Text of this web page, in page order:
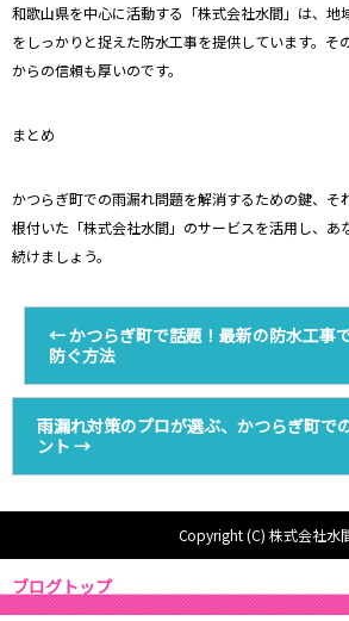
和歌山県を中心に活動する「株式会社水間」は、地
をしっかりと捉えた防水工事を提供しています。そ
からの信頼も厚いのです。
まとめ
かつらぎ町での雨漏れ問題を解消するための鍵、そ
根付いた「株式会社水間」のサービスを活用し、あ
続けましょう。
←かつらぎ町で話題！最新の防水工事
防ぐ方法
雨漏れ対策のプロが選ぶ、かつらぎ町で
ント →
Copyright (C) 株式会社水
ブログトップ